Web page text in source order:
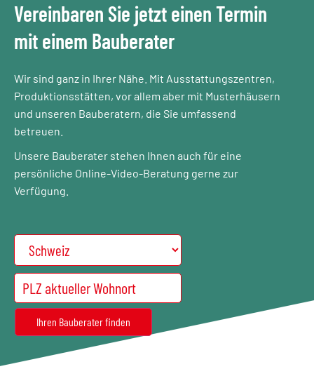
Vereinbaren Sie jetzt einen Termin
mit einem Bauberater​
Wir sind ganz in Ihrer Nähe. Mit Ausstattungszentren,
Produktionsstätten, vor allem aber mit Musterhäusern
und unseren Bauberatern, die Sie umfassend
betreuen.
Unsere Bauberater stehen Ihnen auch für eine
persönliche Online-Video-Beratung gerne zur
Verfügung.